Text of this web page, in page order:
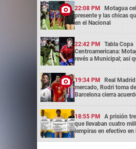
22:08 PM Motagua
presente y las chicas
en el Nacional
22:42 PM Tabla Copa
Centroamericana:
revés a Municipal; así
19:34 PM Real
mercado, Rodri toma
Barcelona cierra
18:55 PM A prisión
que llevaban cuatro
lempiras en efectivo en